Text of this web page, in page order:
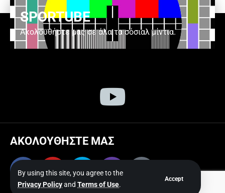
By using this site, you agree to the
Privacy Policyand Terms of Use.
Accept
SPORTUBE
Ακολουθήστε μας σε όλα τα σόσιαλ μίντια.
ΑΚΟΛΟΥΘΗΣΤΕ ΜΑΣ